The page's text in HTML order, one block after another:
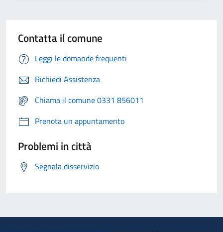
Contatta il comune
Leggi le domande frequenti
Richiedi Assistenza
Chiama il comune 0331 856011
Prenota un appuntamento
Problemi in città
Segnala disservizio